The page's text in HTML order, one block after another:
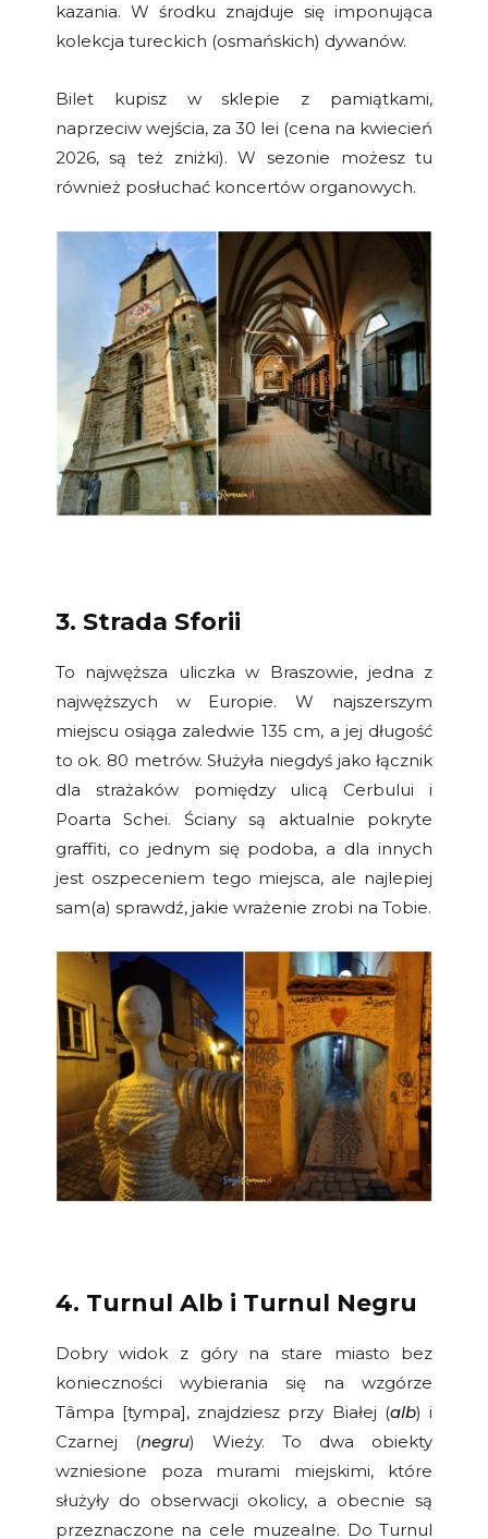
kazania. W środku znajduje się imponująca
kolekcja tureckich (osmańskich) dywanów.
Bilet kupisz w sklepie z pamiątkami,
naprzeciw wejścia, za 30 lei (cena na kwiecień
2026, są też zniżki). W sezonie możesz tu
również posłuchać koncertów organowych.
3. Strada Sforii
To najwęższa uliczka w Braszowie, jedna z
najwęższych w Europie. W najszerszym
miejscu osiąga zaledwie 135 cm, a jej długość
to ok. 80 metrów. Służyła niegdyś jako łącznik
dla strażaków pomiędzy ulicą Cerbului i
Poarta Schei. Ściany są aktualnie pokryte
graffiti, co jednym się podoba, a dla innych
jest oszpeceniem tego miejsca, ale najlepiej
sam(a) sprawdź, jakie wrażenie zrobi na Tobie.
4. Turnul Alb i Turnul Negru
Dobry widok z góry na stare miasto bez
konieczności wybierania się na wzgórze
Tâmpa [tympa], znajdziesz przy Białej (alb) i
Czarnej (negru) Wieży. To dwa obiekty
wzniesione poza murami miejskimi, które
służyły do obserwacji okolicy, a obecnie są
przeznaczone na cele muzealne. Do Turnul